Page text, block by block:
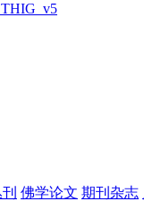
佛学论文 期刊杂志